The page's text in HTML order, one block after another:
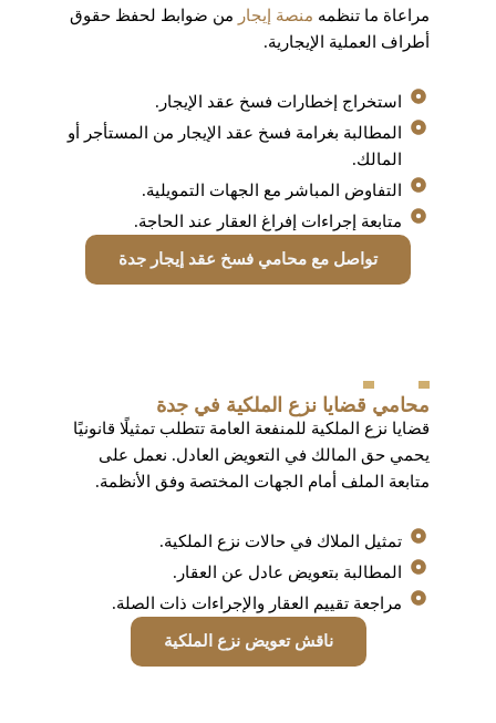
مراعاة ما تنظمه منصة إيجار من ضوابط لحفظ حقوق
أطراف العملية الإيجارية.
استخراج إخطارات فسخ عقد الإيجار.
المطالبة بغرامة فسخ عقد الإيجار من المستأجر أو
المالك.
التفاوض المباشر مع الجهات التمويلية.
متابعة إجراءات إفراغ العقار عند الحاجة.
تواصل مع محامي فسخ عقد إيجار جدة
محامي قضايا نزع الملكية في جدة
قضايا نزع الملكية للمنفعة العامة تتطلب تمثيلًا قانونيًا
يحمي حق المالك في التعويض العادل. نعمل على
متابعة الملف أمام الجهات المختصة وفق الأنظمة.
تمثيل الملاك في حالات نزع الملكية.
المطالبة بتعويض عادل عن العقار.
مراجعة تقييم العقار والإجراءات ذات الصلة.
ناقش تعويض نزع الملكية